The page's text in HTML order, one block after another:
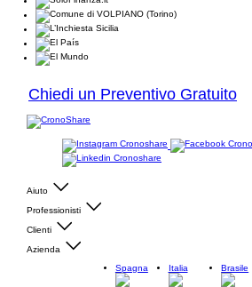
Chiedi un Preventivo Gratuito
Aiuto
Professionisti
Clienti
Azienda
Spagna
Italia Brasile